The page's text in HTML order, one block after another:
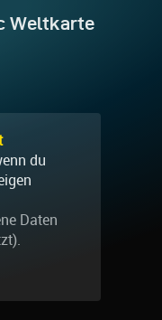
Weltkarte
du
Daten